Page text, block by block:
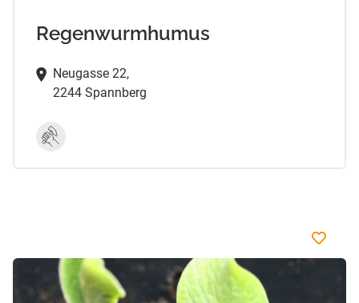
Regenwurmhumus
Neugasse 22,
2244 Spannberg